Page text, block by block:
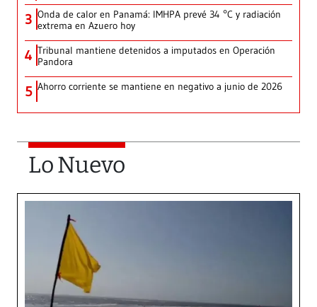
3 Onda de calor en Panamá: IMHPA prevé 34 °C y radiación
extrema en Azuero hoy
4 Tribunal mantiene detenidos a imputados en Operación
Pandora
5 Ahorro corriente se mantiene en negativo a junio de 2026
Lo Nuevo